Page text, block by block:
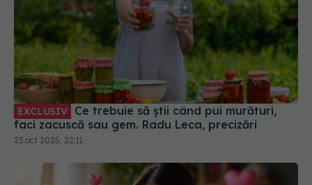
EXCLUSIV Ce trebuie să știi când pui murături,
faci zacuscă sau gem. Radu Leca, precizări
23 oct 2025, 22:11